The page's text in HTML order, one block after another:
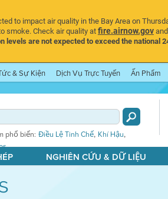
to impact air quality in the Bay Area on
smoke. Check air quality atfire.airnow.gov
levels are not expected to exceed the national
& Sự Kiện Dịch Vụ Trực Tuyến Ấn Phẩm
phổ biến: Điều Lệ Tinh Chế, Khí Hậu,
NGHIÊN CỨU & DỮ LIỆU